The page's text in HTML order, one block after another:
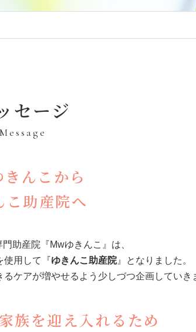
セージ
Message
んこから
こ助産院へ
助産院『Mwゆきんこ』は、
使用して『ゆきんこ助産院』となりました。
ケアが増やせるよう少しづつ企画していき
族を迎え入れるため